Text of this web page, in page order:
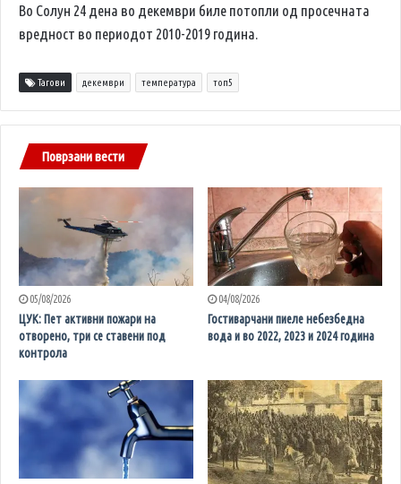
Во Солун 24 дена во декември биле потопли од просечната
вредност во периодот 2010-2019 година.
Тагови декември температура топ5
Поврзани вести
05/08/2026
ЦУК: Пет активни пожари на
отворено, три се ставени под
контрола
04/08/2026
Гостиварчани пиеле небезбедна
вода и во 2022, 2023 и 2024 година